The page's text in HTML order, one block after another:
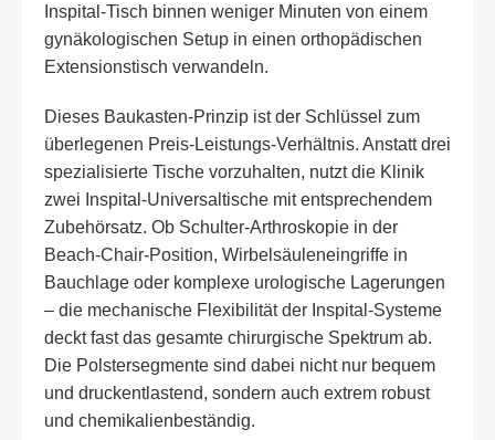
Inspital-Tisch binnen weniger Minuten von einem
gynäkologischen Setup in einen orthopädischen
Extensionstisch verwandeln.
Dieses Baukasten-Prinzip ist der Schlüssel zum
überlegenen Preis-Leistungs-Verhältnis. Anstatt drei
spezialisierte Tische vorzuhalten, nutzt die Klinik
zwei Inspital-Universaltische mit entsprechendem
Zubehörsatz. Ob Schulter-Arthroskopie in der
Beach-Chair-Position, Wirbelsäuleneingriffe in
Bauchlage oder komplexe urologische Lagerungen
– die mechanische Flexibilität der Inspital-Systeme
deckt fast das gesamte chirurgische Spektrum ab.
Die Polstersegmente sind dabei nicht nur bequem
und druckentlastend, sondern auch extrem robust
und chemikalienbeständig.